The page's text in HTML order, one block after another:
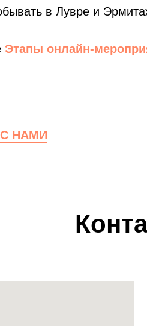
в Лувре и
Этапы онлайн-
НАМИ